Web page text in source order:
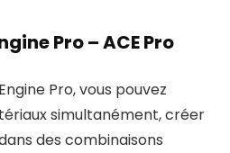
Pro – ACE Pro
Pro, vous pouvez
simultanément, créer
des combinaisons